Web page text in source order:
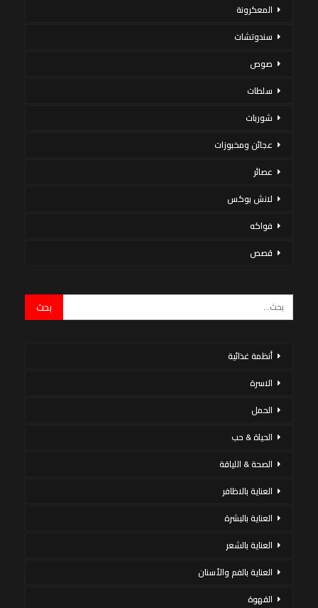
المعكرونة
سندوتشات
صوص
سلطات
شوربات
عجائن ومخبوزات
عصائر
لانش بوكس
فواكه
قصص
أنظمة غذائية
الاسرة
الحمل
الحياة & حب
الصحة & اللياقة
العناية بالاظافر
العناية بالبشرة
العناية بالشعر
العناية بالفم والأسنان
القهوة